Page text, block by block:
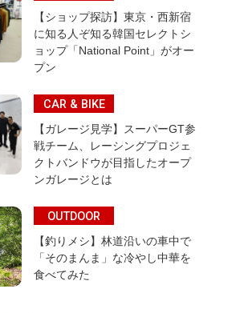
【ショップ探訪】東京・西新宿
に知る人ぞ知る韓国セレクトシ
ョップ「National Point」がオー
プン
CAR & BIKE
【ガレージ見学】スーパーGT参
戦チーム、レーシングプロジェ
クトバンドウが目指したオープ
ンガレージとは
OUTDOOR
【釣りメシ】林道沿いの車中で
「そのまんま」な冷やし中華を
食べてみた